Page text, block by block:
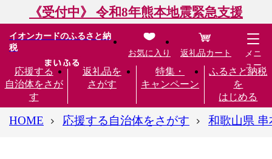
《受付中》 令和8年熊本地震緊急支援
イオンカードのふるさと納
税
応援する
自治体をさが
す
返礼品を
さがす
特集・
キャンペーン
ふるさと納税
を
はじめる
お気に入り 返礼品カート
メニ
ュー
HOME 応援する自治体をさがす 和歌山県 串